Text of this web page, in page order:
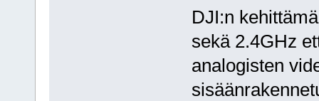
DJI:n
sekä 2.4GHz
analogisten